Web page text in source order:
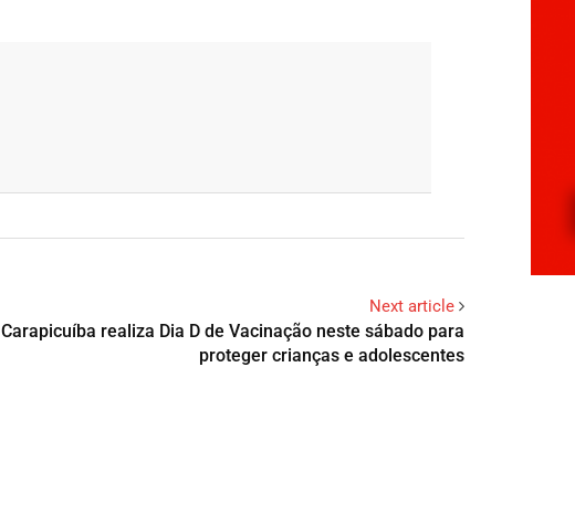
Next article
Carapicuíba realiza Dia D de Vacinação neste sábado para
proteger crianças e adolescentes